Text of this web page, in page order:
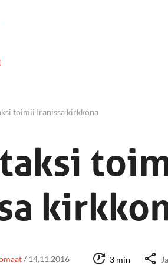
toimii Iranissa kirkkona
/ 14.11.2016 3 min